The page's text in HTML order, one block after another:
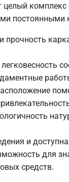
целый
постоянными
прочность
и
для
средств.